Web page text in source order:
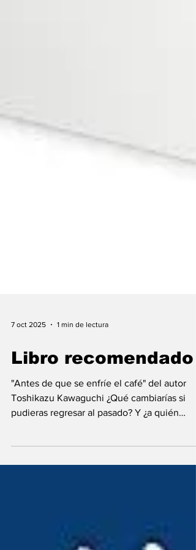
Libro recomendado
"Antes de que se enfríe el café" del autor
Toshikazu Kawaguchi ¿Qué cambiarías si
querrías ver,...